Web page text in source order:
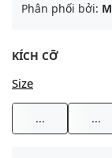
Phân phối bởi:
KÍCH CỠ
Size
... ...